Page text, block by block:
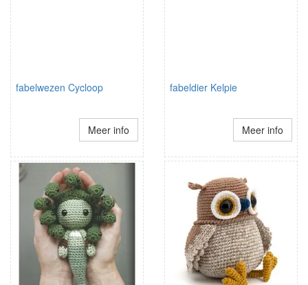
fabelwezen Cycloop
Meer info
fabeldier Kelpie
Meer info